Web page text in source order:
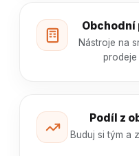
Obchodní
Nástroje na
prodeje
Podíl z
Buduj si tým a